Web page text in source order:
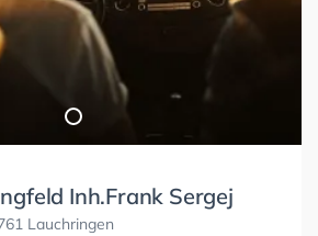
Inh.Frank Sergej
Lauchringen